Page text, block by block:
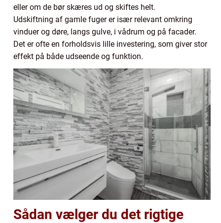
eller om de bør skæres ud og skiftes helt.
Udskiftning af gamle fuger er især relevant omkring
vinduer og døre, langs gulve, i vådrum og på facader.
Det er ofte en forholdsvis lille investering, som giver stor
effekt på både udseende og funktion.
Sådan vælger du det rigtige